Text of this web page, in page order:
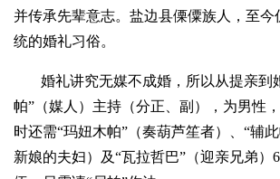
并传承先辈意志。盐边县傈僳族人，至今
统的婚礼习俗。
婚礼讲究无媒不成婚，所以从提亲到
帕”（媒人）主持（分正、副），为男性
时还需“玛妞木帕”（奏葫芦笙者）、“辅
新娘的夫妇）及“瓦拉哲巴”（迎亲兄弟）